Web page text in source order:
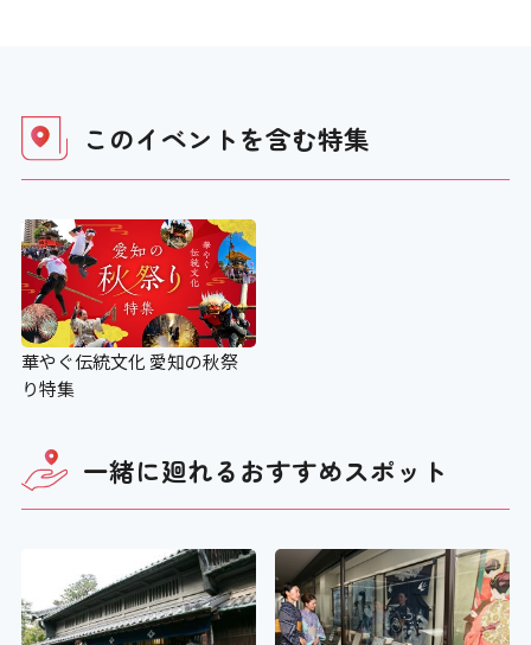
このイベントを含む特集
華やぐ伝統文化 愛知の秋祭
り特集
一緒に廻れるおすすめスポット